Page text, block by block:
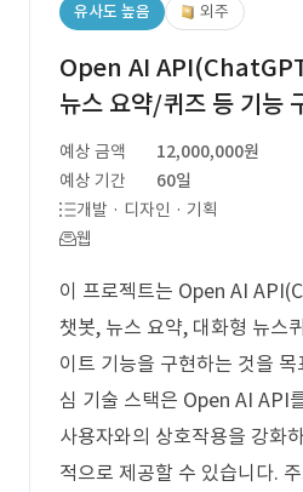
유사도 높음 외주
Open AI
뉴스 요약/퀴즈 등 기능
예상 금액
12,000,000원
예상 기간
60일
개발 · 디자인 · 기획
웹
이 프로젝트는 Open AI
챗봇, 뉴스 요약, 대화형 뉴스
이트 기능을 구현하는 것을
심 기술 스택은 Open AI API
사용자와의 상호작용을 강화
적으로 제공할 수 있습니다.